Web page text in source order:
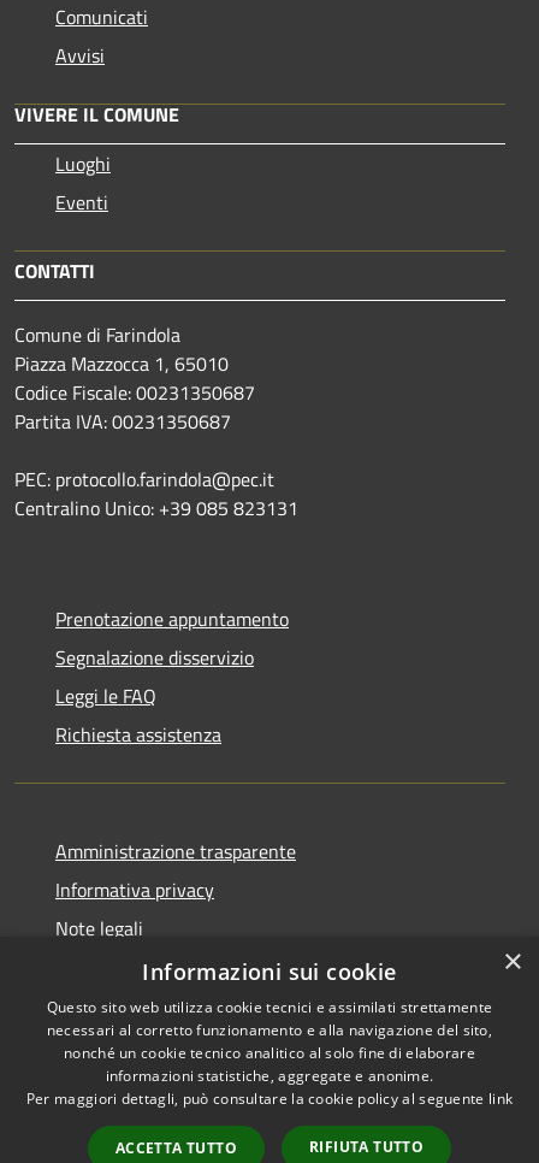
Comunicati
Avvisi
VIVERE IL COMUNE
Luoghi
Eventi
CONTATTI
Comune di Farindola
Piazza Mazzocca 1, 65010
Codice Fiscale: 00231350687
Partita IVA: 00231350687
PEC: protocollo.farindola@pec.it
Centralino Unico: +39 085 823131
Prenotazione appuntamento
Segnalazione disservizio
Leggi le FAQ
Richiesta assistenza
Amministrazione trasparente
Informativa privacy
Note legali
Dichiarazione di accessibilità
RSS
Accessibilità
Copyright © 2026 • Comune di
Farindola • Powered by
Municipium•
Accesso
×
Informazioni sui cookie
Questo sito web utilizza cookie tecnici e assimilati strettamente
necessari al corretto funzionamento e alla navigazione del sito,
nonché un cookie tecnico analitico al solo fine di elaborare
informazioni statistiche, aggregate e anonime.
Per maggiori dettagli, può consultare la cookie policy al seguente link
ACCETTA TUTTO RIFIUTA TUTTO